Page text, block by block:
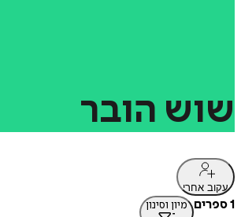
שוש הובר
עקוב אחרי
1 ספרים מיון וסינון